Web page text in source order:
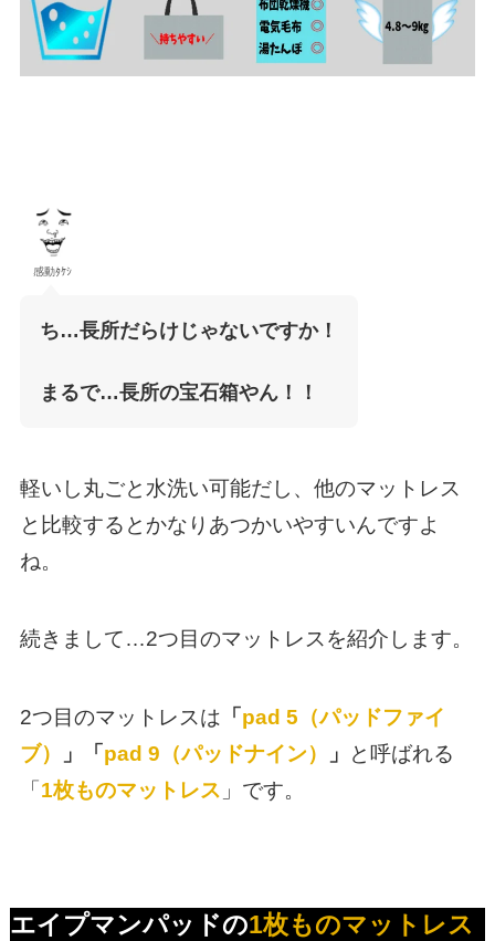
感動ﾀｹｼ
ち…長所だらけじゃないですか！
まるで…長所の宝石箱やん！！
軽いし丸ごと水洗い可能だし、他のマットレス
と比較するとかなりあつかいやすいんですよ
ね。
続きまして…2つ目のマットレスを紹介します。
2つ目のマットレスは 「pad 5（パッドファイ
ブ）
」「pad 9（パッドナイン） 」
と呼ばれる
「1枚ものマットレス 」です。
エイプマンパッドの1枚ものマットレス